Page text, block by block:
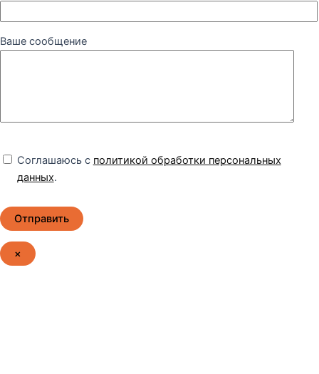
Ваше сообщение
Соглашаюсь с политикой обработки персональных
данных.
×